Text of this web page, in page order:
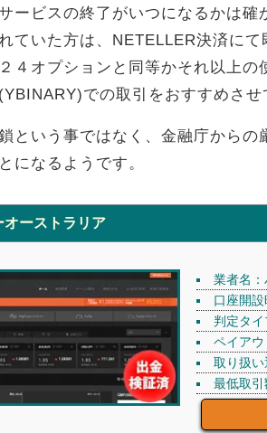
ービスの終了がいつになるかは
ていた方は、NETELLER決済に
４オプションと同等かそれ以上
での取引をおすすめさせ
という事ではなく、金融庁から
になるようです。
オーストラリア
業者名
口座開
判定タ
ペイア
取り扱
最低取